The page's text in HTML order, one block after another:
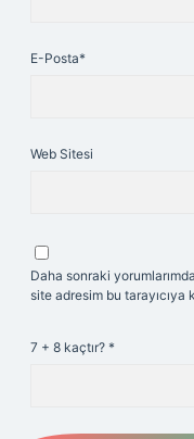
E-Posta*
Web Sitesi
Daha sonraki
site adresim bu tarayıcıya
7 + 8 kaçtır? *